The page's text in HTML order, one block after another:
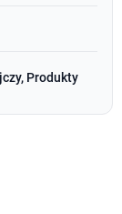
Produkty